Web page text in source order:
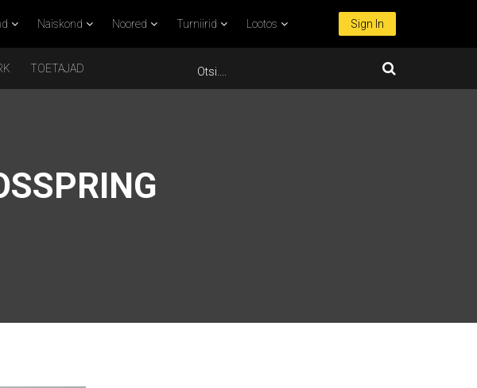
Naiskond Noored Turniirid Lootos Sign In
TOETAJAD